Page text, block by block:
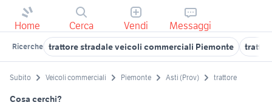
Home Cerca Vendi Messaggi
Ricerche trattore stradale veicoli commerciali Piemonte
Subito Veicoli commerciali Piemonte Asti (Prov) trattore
Cosa cerchi?